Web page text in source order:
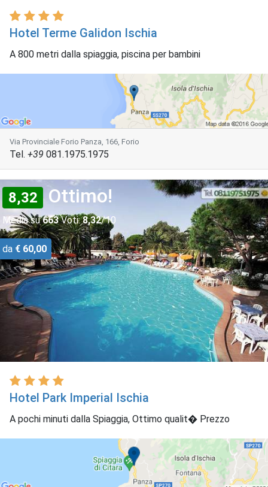
Hotel Terme Galidon Ischia
A 800 metri dalla spiaggia, piscina per bambini
Via Provinciale Forio Panza, 166, Forio
Tel. +39 081.1975.1975
8,32 Ottimo!
Media su663Voti: 8,32/10
da € 60,00
Hotel Park Imperial Ischia
A pochi minuti dalla Spiaggia, Ottimo qualit� Prezzo